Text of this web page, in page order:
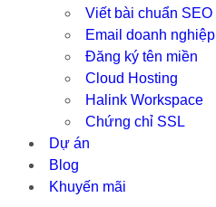
Viết bài chuẩn SEO
Email doanh nghiệp
Đăng ký tên miền
Cloud Hosting
Halink Workspace
Chứng chỉ SSL
Dự án
Blog
Khuyến mãi